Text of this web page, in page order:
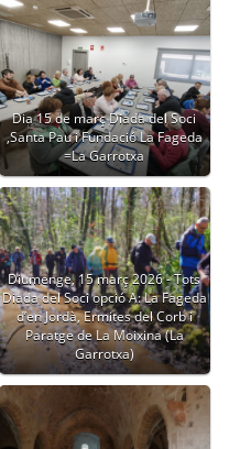
Dia 15 de març Diada del Soci
,Santa Pau i Fundació La Fageda
=La Garrotxa
Diumenge, 15 març 2026 - Tots
Diada del Soci opció A: La Fageda
d’en Jordà, Ermites del Corb i
Paratge de La Moixina (La
Garrotxa)